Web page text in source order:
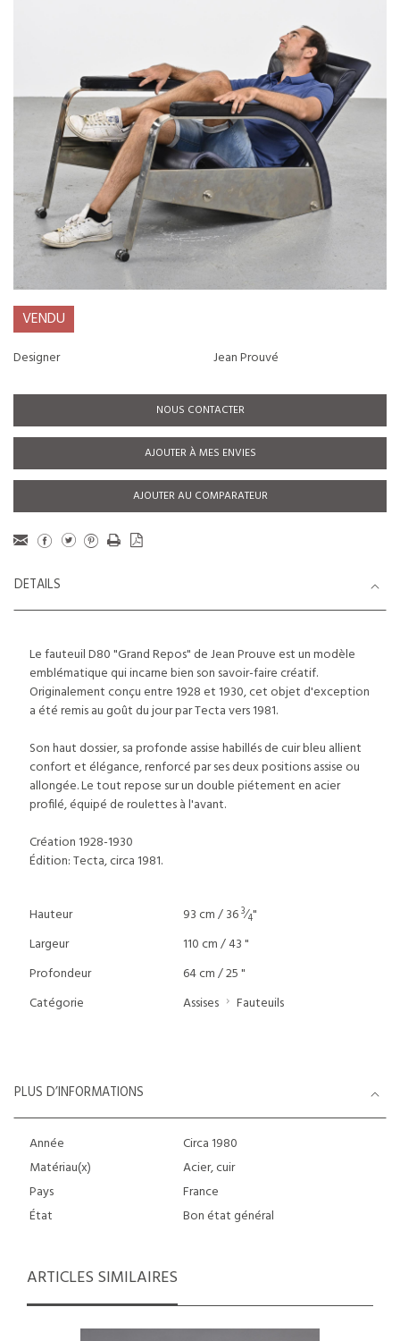
VENDU
Designer Jean Prouvé
NOUS CONTACTER
AJOUTER À MES ENVIES
AJOUTER AU COMPARATEUR
DETAILS
Le fauteuil D80 "Grand Repos" de Jean Prouve est un modèle
emblématique qui incarne bien son savoir-faire créatif.
Originalement conçu entre 1928 et 1930, cet objet d'exception
a été remis au goût du jour par Tecta vers 1981.
Son haut dossier, sa profonde assise habillés de cuir bleu allient
confort et élégance, renforcé par ses deux positions assise ou
allongée. Le tout repose sur un double piétement en acier
profilé, équipé de roulettes à l'avant.
Création 1928-1930
Édition: Tecta, circa 1981.
Hauteur 93 cm / 363⁄4"
Largeur
110 cm / 43 "
Profondeur
64 cm / 25 "
Catégorie
Assises Fauteuils
PLUS D’INFORMATIONS
Année
Circa 1980
Matériau(x)
Acier, cuir
Pays
France
État
Bon état général
ARTICLES SIMILAIRES